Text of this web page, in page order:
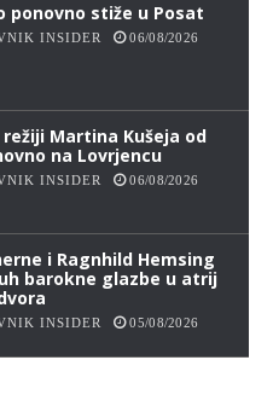
ponovno stiže u Posat
INSIDER 06/08/2026
Martina Kušeja od
na Lovrjencu
INSIDER 06/08/2026
i Ragnhild Hemsing
barokne glazbe u atrij
INSIDER 05/08/2026